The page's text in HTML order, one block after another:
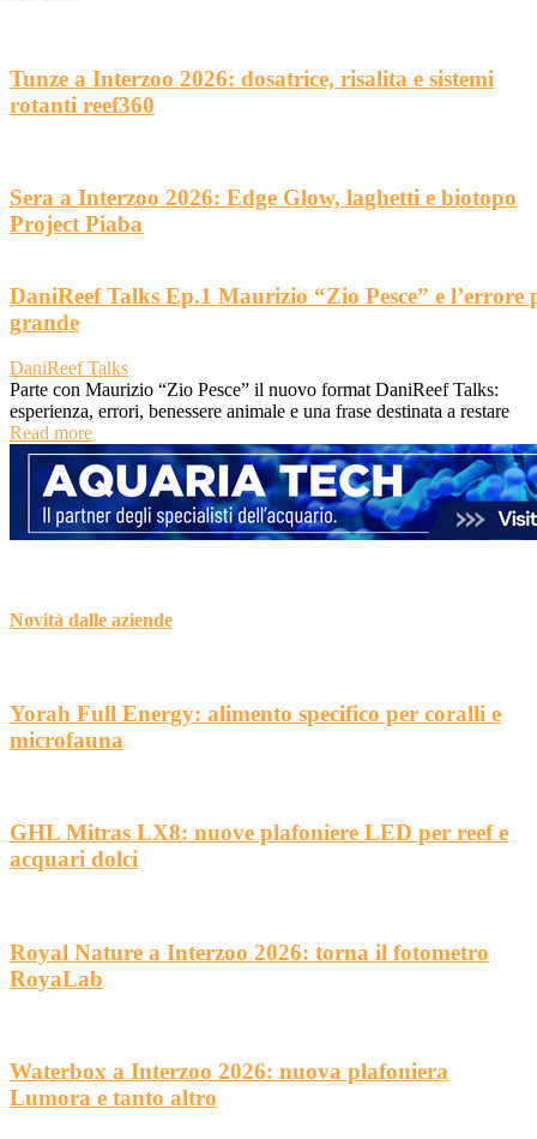
Tunze a Interzoo 2026: dosatrice, risalita e sistemi
rotanti reef360
Sera a Interzoo 2026: Edge Glow, laghetti e biotopo
Project Piaba
DaniReef Talks Ep.1 Maurizio “Zio Pesce” e l’errore
grande
DaniReef Talks
Parte con Maurizio “Zio Pesce” il nuovo format DaniReef Talks:
esperienza, errori, benessere animale e una frase destinata a restare
Read more
Novità dalle aziende
Yorah Full Energy: alimento specifico per coralli e
microfauna
GHL Mitras LX8: nuove plafoniere LED per reef e
acquari dolci
Royal Nature a Interzoo 2026: torna il fotometro
RoyaLab
Waterbox a Interzoo 2026: nuova plafoniera
Lumora e tanto altro